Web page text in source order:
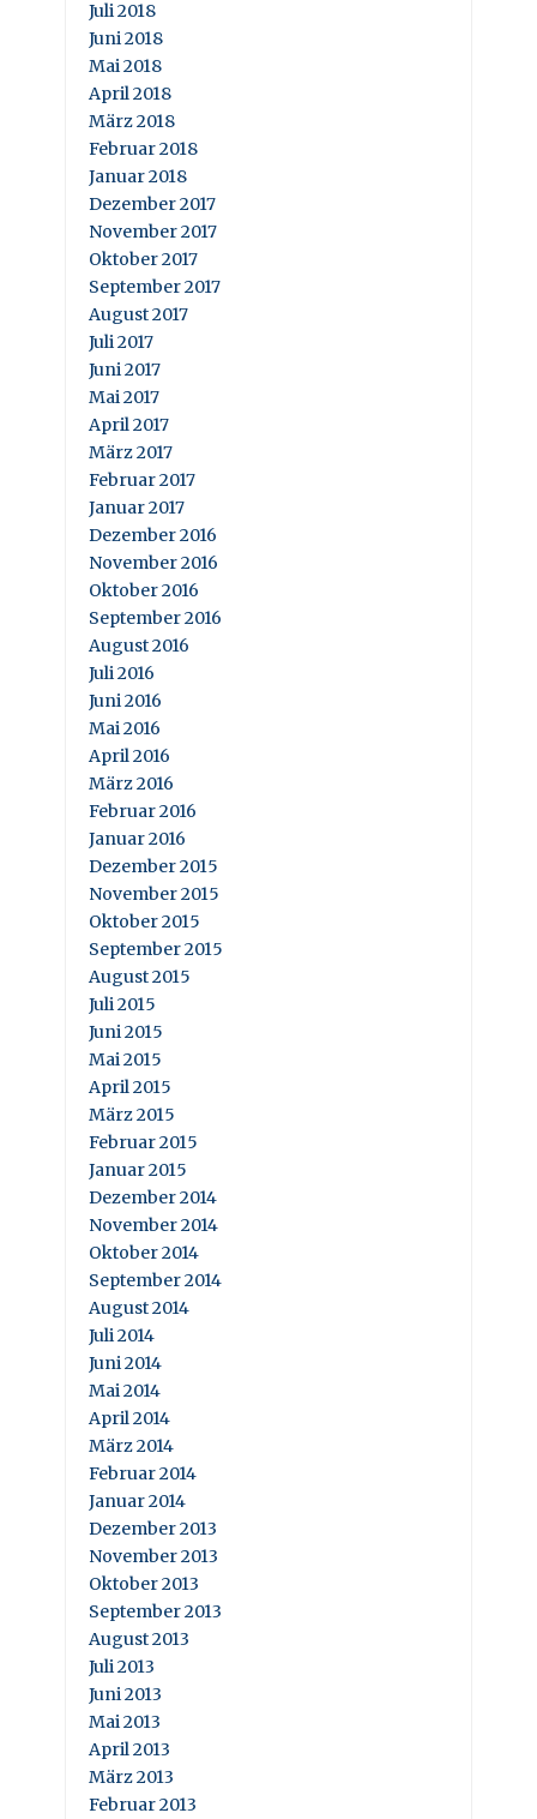
Juli 2018
Juni 2018
Mai 2018
April 2018
März 2018
Februar 2018
Januar 2018
Dezember 2017
November 2017
Oktober 2017
September 2017
August 2017
Juli 2017
Juni 2017
Mai 2017
April 2017
März 2017
Februar 2017
Januar 2017
Dezember 2016
November 2016
Oktober 2016
September 2016
August 2016
Juli 2016
Juni 2016
Mai 2016
April 2016
März 2016
Februar 2016
Januar 2016
Dezember 2015
November 2015
Oktober 2015
September 2015
August 2015
Juli 2015
Juni 2015
Mai 2015
April 2015
März 2015
Februar 2015
Januar 2015
Dezember 2014
November 2014
Oktober 2014
September 2014
August 2014
Juli 2014
Juni 2014
Mai 2014
April 2014
März 2014
Februar 2014
Januar 2014
Dezember 2013
November 2013
Oktober 2013
September 2013
August 2013
Juli 2013
Juni 2013
Mai 2013
April 2013
März 2013
Februar 2013